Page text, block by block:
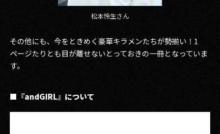
松本怜生さん
その他にも、今をときめく豪華キラメンたちが勢揃い！1
ページたりとも目が離せないとっておきの一冊となっていま
す。
■『andGIRL』について